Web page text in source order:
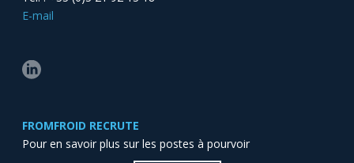
E-mail
FROMFROID RECRUTE
Pour en savoir plus sur les postes à pourvoir